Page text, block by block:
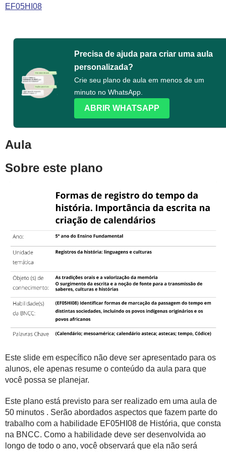
EF05HI08
Precisa de ajuda para criar uma aula
personalizada?
Crie seu plano de aula em menos de um
minuto no WhatsApp.
ABRIR WHATSAPP
Aula
Sobre este plano
Este slide em específico não deve ser apresentado para os
alunos, ele apenas resume o conteúdo da aula para que
você possa se planejar.
Este plano está previsto para ser realizado em uma aula de
50 minutos . Serão abordados aspectos que fazem parte do
trabalho com a habilidade EF05HI08 de História, que consta
na BNCC. Como a habilidade deve ser desenvolvida ao
longo de todo o ano, você observará que ela não será